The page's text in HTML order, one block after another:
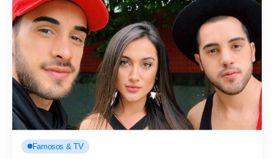
Famosos & TV